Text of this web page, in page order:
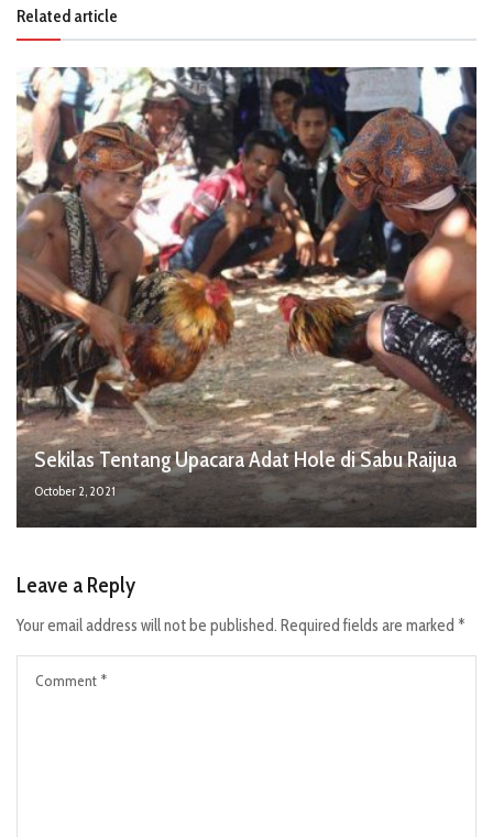
Related article
Sekilas Tentang Upacara Adat Hole di Sabu Raijua
October 2, 2021
Leave a Reply
Your email address will not be published. Required fields are marked *